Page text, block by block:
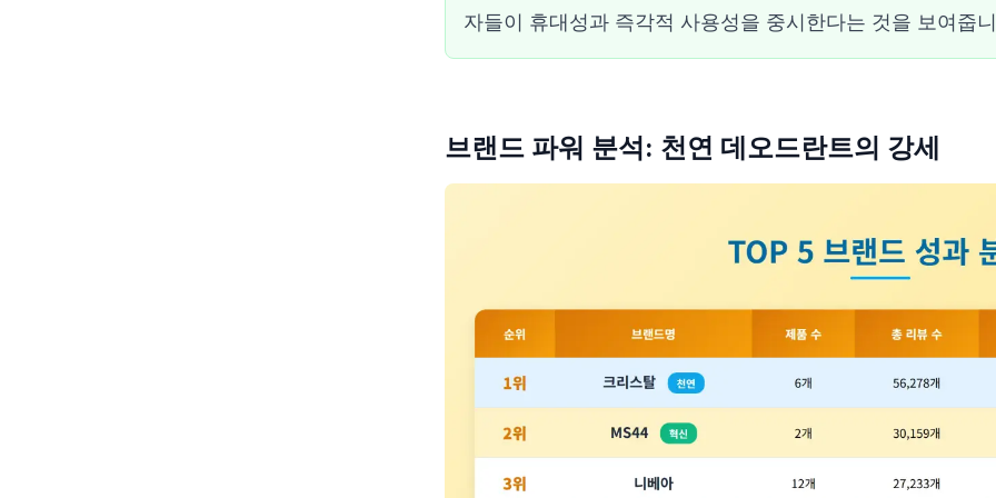
자들이 휴대성과 즉각적 사용성을 중시한다는 것을 보여줍
브랜드 파워 분석: 천연 데오드란트의 강세